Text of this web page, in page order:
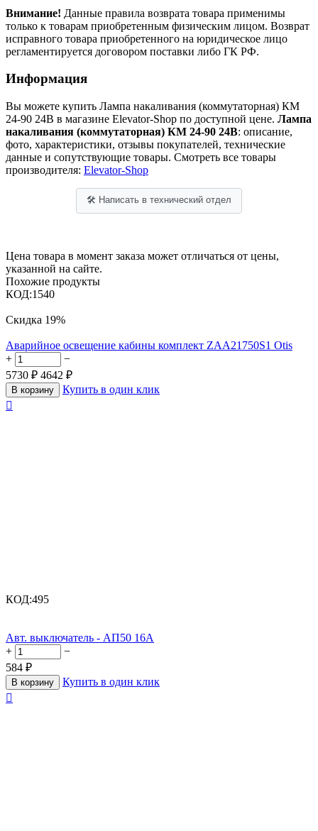
Внимание! Данные правила возврата товара применимы
только к товарам приобретенным физическим лицом. Возврат
исправного товара приобретенного на юридическое лицо
регламентируется договором поставки либо ГК РФ.
Информация
Вы можете купить Лампа накаливания (коммутаторная) КМ
24-90 24В в магазине Elevator-Shop по доступной цене. Лампа
накаливания (коммутаторная) КМ 24-90 24В: описание,
фото, характеристики, отзывы покупателей, технические
данные и сопутствующие товары. Смотреть все товары
производителя: Elevator-Shop
🛠 Написать в технический отдел
Цена товара в момент заказа может отличаться от цены,
указанной на сайте.
Похожие продукты
КОД:1540
Скидка 19%
Аварийное освещение кабины комплект ZAA21750S1 Otis
+
−
5730 ₽ 4642 ₽
В корзину
Купить в один клик

КОД:495
Авт. выключатель - АП50 16А
+
−
584 ₽
В корзину
Купить в один клик
